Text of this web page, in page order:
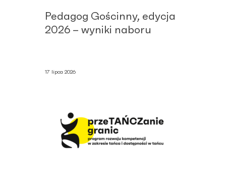
Pedagog Gościnny, edycja
2026 – wyniki naboru
17 lipca 2026